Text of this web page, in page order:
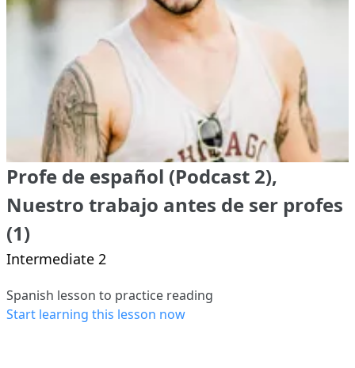
Profe de español (Podcast 2),
Nuestro trabajo antes de ser profes
(1)
Intermediate 2
Spanish lesson to practice reading
Start learning this lesson now